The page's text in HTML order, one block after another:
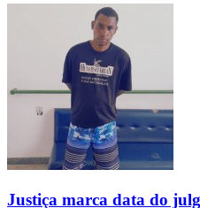
Justiça marca data do